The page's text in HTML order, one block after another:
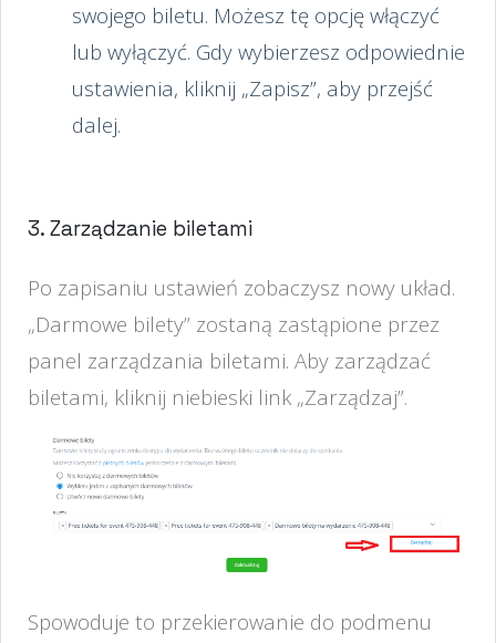
swojego biletu. Możesz tę opcję włączyć
lub wyłączyć. Gdy wybierzesz odpowiednie
ustawienia, kliknij „Zapisz”, aby przejść
dalej.
3. Zarządzanie biletami
Po zapisaniu ustawień zobaczysz nowy układ.
„Darmowe bilety” zostaną zastąpione przez
panel zarządzania biletami. Aby zarządzać
biletami, kliknij niebieski link „Zarządzaj”.
Spowoduje to przekierowanie do podmenu